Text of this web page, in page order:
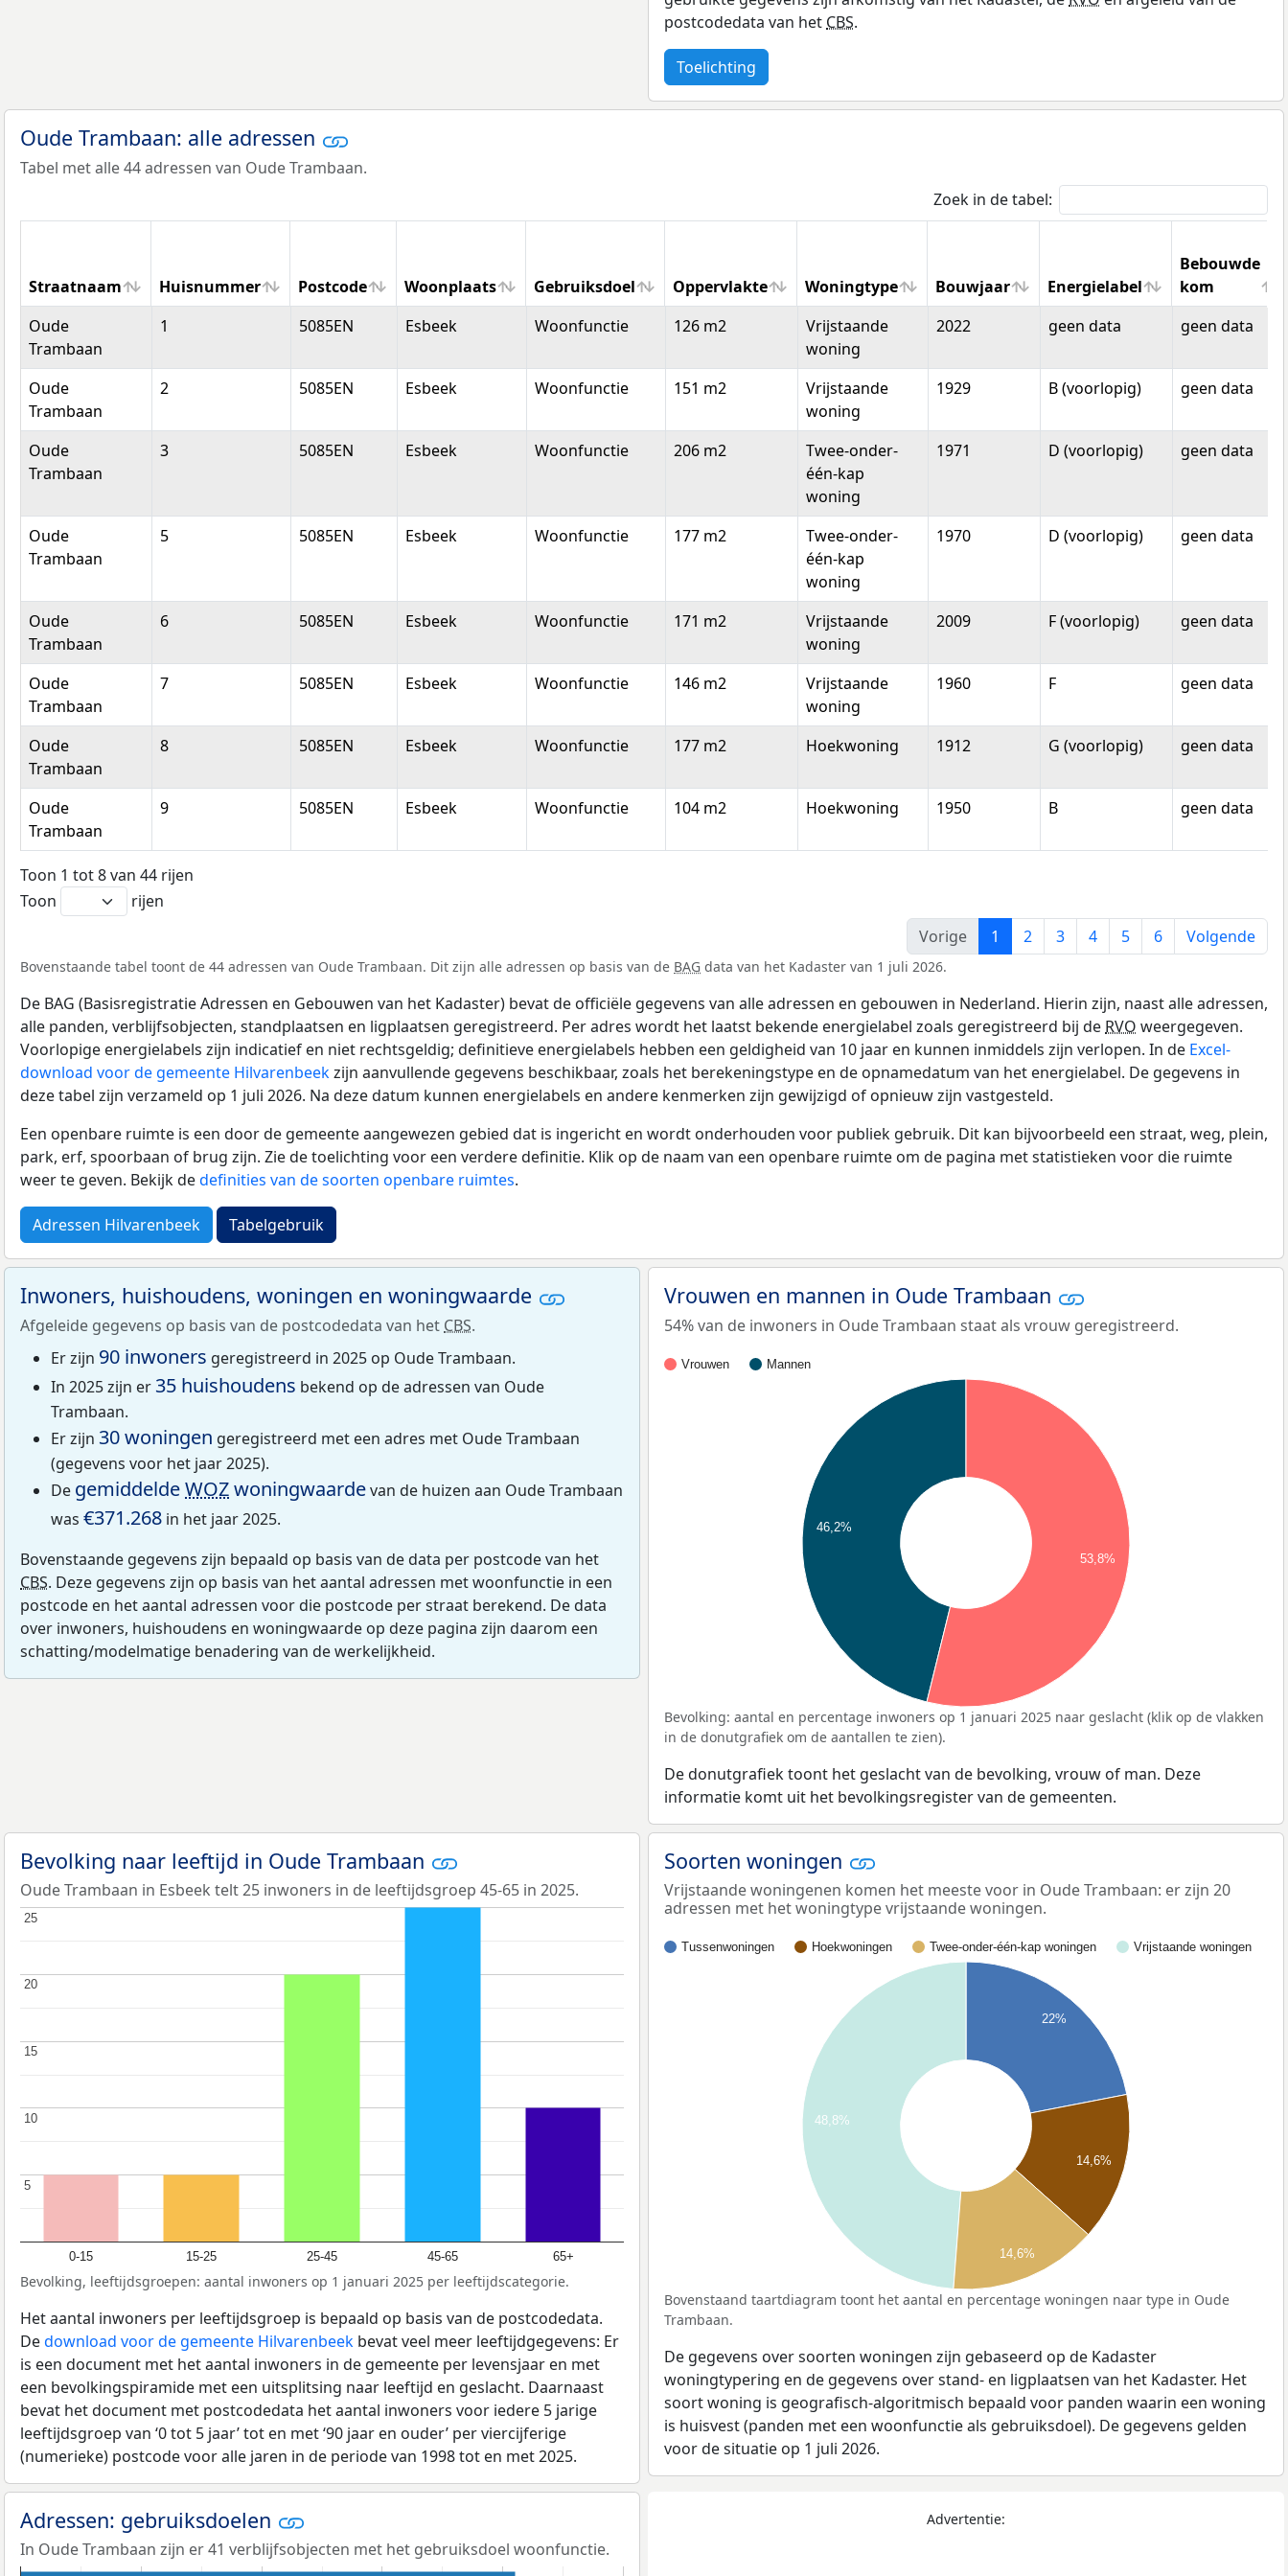
postcodedata van het CBS.
Toelichting
Oude Trambaan: alle adressen
Tabel met alle 44 adressen van Oude Trambaan.
Zoek in de tabel:
Straatnaam Huisnummer Postcode Woonplaats Gebruiksdoel Oppervlakte Woningtype Bouwjaar Energielabel
Bebouwde
kom
Straatnaam
Huisnummer Postcode Woonplaats Gebruiksdoel Oppervlakte Woningtype Bouwjaar Energielabel
Bebouwde
kom
Oude
Trambaan
1 5085EN Esbeek Woonfunctie 126 m2
Vrijstaande
woning
2022 geen data geen data
Oude
Trambaan
2 5085EN Esbeek Woonfunctie 151 m2
Vrijstaande
woning
1929 B (voorlopig) geen data
Oude
Trambaan
3 5085EN Esbeek Woonfunctie 206 m2
Twee-onder-
één-kap
woning
1971 D (voorlopig) geen data
Oude
Trambaan
5 5085EN Esbeek Woonfunctie 177 m2
Twee-onder-
één-kap
woning
1970 D (voorlopig) geen data
Oude
Trambaan
6 5085EN Esbeek Woonfunctie 171 m2
Vrijstaande
woning
2009 F (voorlopig) geen data
Oude
Trambaan
7 5085EN Esbeek Woonfunctie 146 m2
Vrijstaande
woning
1960 F geen data
Oude
Trambaan
8 5085EN Esbeek Woonfunctie 177 m2 Hoekwoning 1912 G (voorlopig) geen data
Oude
Trambaan
9 5085EN Esbeek Woonfunctie 104 m2 Hoekwoning 1950 B geen data
Toon 1 tot 8 van 44 rijen
Toon
rijen
Vorige
1 2 3 4 5 6 Volgende
Bovenstaande tabel toont de 44 adressen van Oude Trambaan. Dit zijn alle adressen op basis van de BAG data van het Kadaster van 1 juli 2026.
De BAG (Basisregistratie Adressen en Gebouwen van het Kadaster) bevat de officiële gegevens van alle adressen en gebouwen in Nederland. Hierin zijn, naast alle adressen,
alle panden, verblijfsobjecten, standplaatsen en ligplaatsen geregistreerd. Per adres wordt het laatst bekende energielabel zoals geregistreerd bij de RVO weergegeven.
Voorlopige energielabels zijn indicatief en niet rechtsgeldig; definitieve energielabels hebben een geldigheid van 10 jaar en kunnen inmiddels zijn verlopen. In de Excel-
download voor de gemeente Hilvarenbeekzijn aanvullende gegevens beschikbaar, zoals het berekeningstype en de opnamedatum van het energielabel. De gegevens in
deze tabel zijn verzameld op 1 juli 2026. Na deze datum kunnen energielabels en andere kenmerken zijn gewijzigd of opnieuw zijn vastgesteld.
Een openbare ruimte is een door de gemeente aangewezen gebied dat is ingericht en wordt onderhouden voor publiek gebruik. Dit kan bijvoorbeeld een straat, weg, plein,
park, erf, spoorbaan of brug zijn. Zie de toelichting voor een verdere definitie. Klik op de naam van een openbare ruimte om de pagina met statistieken voor die ruimte
weer te geven. Bekijk dedefinities van de soorten openbare ruimtes.
Adressen Hilvarenbeek Tabelgebruik
Inwoners, huishoudens, woningen en woningwaarde
Afgeleide gegevens op basis van de postcodedata van het CBS.
Er zijn 90 inwoners geregistreerd in 2025 op Oude Trambaan.
In 2025 zijn er 35 huishoudens bekend op de adressen van Oude
Trambaan.
Er zijn 30 woningen geregistreerd met een adres met Oude Trambaan
(gegevens voor het jaar 2025).
De gemiddeldeWOZwoningwaardevan de huizen aan Oude Trambaan
was €371.268 in het jaar 2025.
Bovenstaande gegevens zijn bepaald op basis van de data per postcode van het
CBS. Deze gegevens zijn op basis van het aantal adressen met woonfunctie in een
postcode en het aantal adressen voor die postcode per straat berekend. De data
over inwoners, huishoudens en woningwaarde op deze pagina zijn daarom een
schatting/modelmatige benadering van de werkelijkheid.
Vrouwen en mannen in Oude Trambaan
54% van de inwoners in Oude Trambaan staat als vrouw geregistreerd.
Vrouwen Mannen
46,2%
53,8%
Bevolking: aantal en percentage inwoners op 1 januari 2025 naar geslacht (klik op de vlakken
in de donutgrafiek om de aantallen te zien).
De donutgrafiek toont het geslacht van de bevolking, vrouw of man. Deze
informatie komt uit het bevolkingsregister van de gemeenten.
Bevolking naar leeftijd in Oude Trambaan
Oude Trambaan in Esbeek telt 25 inwoners in de leeftijdsgroep 45-65 in 2025.
0-15 15-25 25-45 45-65 65+
5
5
10
10
15
15
20
20
25
25
Bevolking, leeftijdsgroepen: aantal inwoners op 1 januari 2025 per leeftijdscategorie.
Het aantal inwoners per leeftijdsgroep is bepaald op basis van de postcodedata.
Dedownload voor de gemeente Hilvarenbeek bevat veel meer leeftijdgegevens: Er
is een document met het aantal inwoners in de gemeente per levensjaar en met
een bevolkingspiramide met een uitsplitsing naar leeftijd en geslacht. Daarnaast
bevat het document met postcodedata het aantal inwoners voor iedere 5 jarige
leeftijdsgroep van ‘0 tot 5 jaar’ tot en met ‘90 jaar en ouder’ per viercijferige
(numerieke) postcode voor alle jaren in de periode van 1998 tot en met 2025.
Soorten woningen
Vrijstaande woningenen komen het meeste voor in Oude Trambaan: er zijn 20
adressen met het woningtype vrijstaande woningen.
Tussenwoningen Hoekwoningen Twee-onder-één-kap woningen Vrijstaande woningen
22%
14,6%
48,8%
14,6%
Bovenstaand taartdiagram toont het aantal en percentage woningen naar type in Oude
Trambaan.
De gegevens over soorten woningen zijn gebaseerd op de Kadaster
woningtypering en de gegevens over stand- en ligplaatsen van het Kadaster. Het
soort woning is geografisch-algoritmisch bepaald voor panden waarin een woning
is huisvest (panden met een woonfunctie als gebruiksdoel). De gegevens gelden
voor de situatie op 1 juli 2026.
Adressen: gebruiksdoelen
In Oude Trambaan zijn er 41 verblijfsobjecten met het gebruiksdoel woonfunctie.
Advertentie: